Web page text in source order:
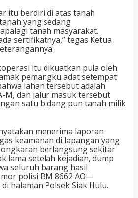
itu berdiri di atas tanah
yang sedang
tanah masyarakat.
sertifikatnya,” tegas Ketua
itu dikuatkan pula oleh
pemangku adat setempat
lahan tersebut adalah
M, dan jalur masuk tersebut
satu bidang pun tanah milik
menerima laporan
keamanan di lapangan yang
berlangsung sekitar
lama setelah kejadian, dump
seluruh barang hasil
polisi BM 8662 AO—
halaman Polsek Siak Hulu.